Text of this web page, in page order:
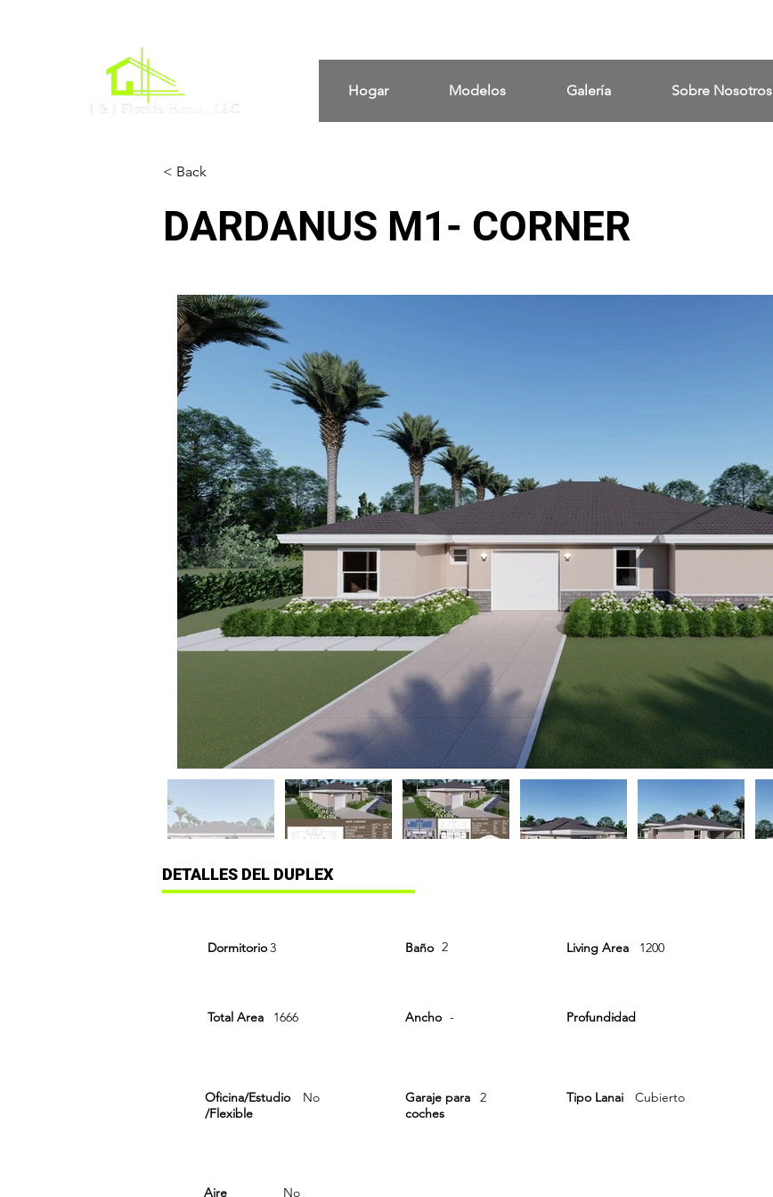
Hogar Modelos Galería Sobre Nosotros
< Back
DARDANUS M1- CORNER
DETALLES DEL DUPLEX
Dormitorio3
1666
Total Area
Baño 2 Living Area 1200
Ancho - Profundidad
-
Oficina/Estudio
/Flexible
No
Garaje para
coches
2 Tipo Lanai Cubierto
Aire
No